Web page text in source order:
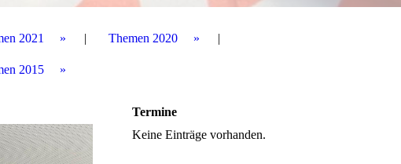
2021 Themen 2020
2015
Termine
Keine Einträge vorhanden.